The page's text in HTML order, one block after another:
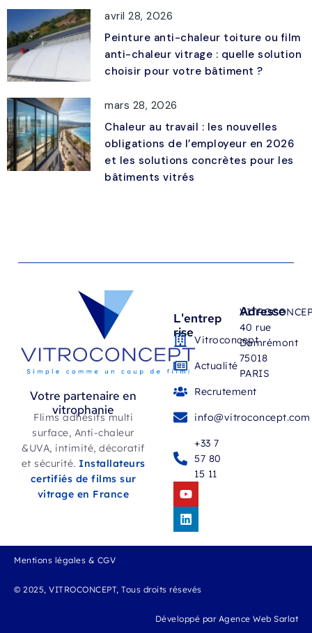
avril 28, 2026
Peinture anti-chaleur toiture ou film
anti-chaleur vitrage : quelle solution
choisir pour votre bâtiment ?
mars 28, 2026
Chaleur au travail : les nouvelles
obligations de l’employeur en 2026
et les solutions concrètes pour les
bâtiments vitrés
Votre partenaire en
vitrophanie
Flims adhésifs multi
surface, Anti-chaleur
&UVA, intimité, décoratif
et sécurité. Installateurs
certifiés de films sur
vitrage en France
L'entrep
riseVitroconcept
Actualité
Recrutement
info@vitroconcept.com
+33 7
57 80
15 11
Adresse
40 rue
Damrémont
75018
PARIS
Mentions légales & CGV
© 2025, VITROCONCEPT, Tous droits résevés
Développé par Agence Web Sarlat